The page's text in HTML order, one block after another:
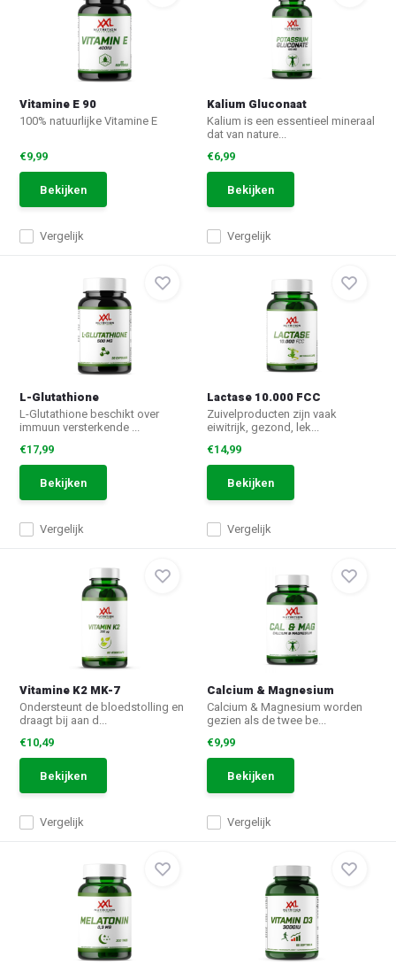
Vitamine E 90
100% natuurlijke Vitamine E
Vergelijk
€9,99
Bekijken
Kalium Gluconaat
Kalium is een essentieel mineraal
dat van nature...
Vergelijk
€6,99
Bekijken
L-Glutathione
L-Glutathione beschikt over
immuun versterkende ...
Vergelijk
€17,99
Bekijken
Lactase 10.000 FCC
Zuivelproducten zijn vaak
eiwitrijk, gezond, lek...
Vergelijk
€14,99
Bekijken
Vitamine K2 MK-7
Ondersteunt de bloedstolling en
draagt bij aan d...
Vergelijk
€10,49
Bekijken
Calcium & Magnesium
Calcium & Magnesium worden
gezien als de twee be...
Vergelijk
€9,99
Bekijken